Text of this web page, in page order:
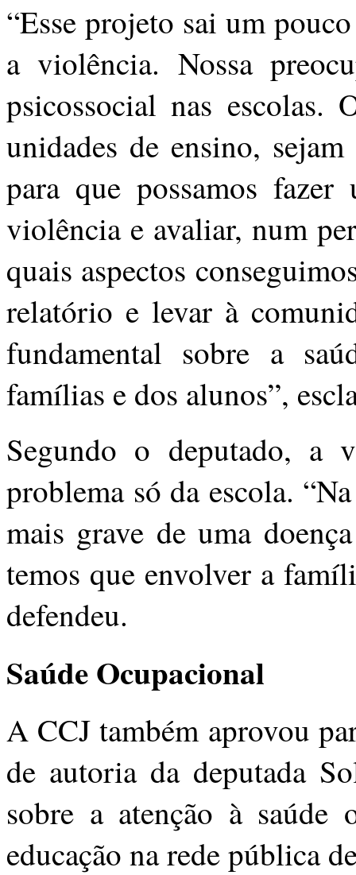
“Esse projeto sai um
a violência. Nossa
psicossocial nas
unidades de ensino,
para que possamos
violência e avaliar, num
quais aspectos
relatório e levar à
fundamental sobre a
famílias e dos alunos”,
Segundo o deputado, a
problema só da escola.
mais grave de uma
temos que envolver a
defendeu.
Saúde Ocupacional
A CCJ também aprovou
de autoria da deputada
sobre a atenção à saúde
educação na rede pública